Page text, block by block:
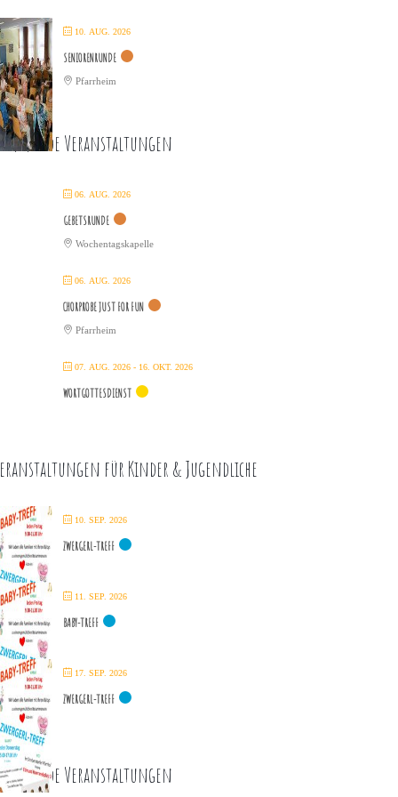
10. AUG. 2026
SENIORENRUNDE
Pfarrheim
Veranstaltungen
06. AUG. 2026
GEBETSRUNDE
Wochentagskapelle
06. AUG. 2026
CHORPROBE JUST FOR FUN
Pfarrheim
07. AUG. 2026 - 16. OKT. 2026
WORTGOTTESDIENST
für Kinder & Jugendliche
10. SEP. 2026
ZWERGERL-TREFF
11. SEP. 2026
BABY-TREFF
17. SEP. 2026
ZWERGERL-TREFF
Veranstaltungen